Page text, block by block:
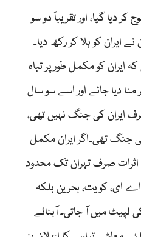
دیا گیا، اور تقریباً دو سو
کو ہلا کر رکھ دیا۔
کو مکمل طور پر تباہ
دیا جائے اور اسے سو سال
ایران کی جنگ نہیں تھی،
تھی۔اگر ایران مکمل
صرف تہران تک محدود
ای، کویت، بحرین بلکہ
میں آ جاتی۔ آبنائے